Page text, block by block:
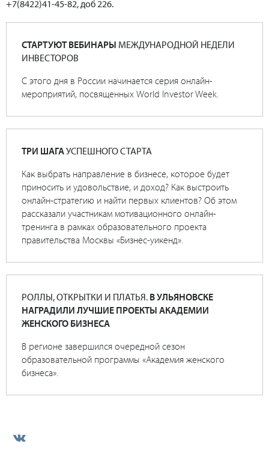
+7(8422)41-45-82, доб 226.
СТАРТУЮТ ВЕБИНАРЫ МЕЖДУНАРОДНОЙ НЕДЕЛИ
ИНВЕСТОРОВ
С этого дня в России начинается серия онлайн-
мероприятий, посвященных World Investor Week.
ТРИ ШАГАУСПЕШНОГО СТАРТА
Как выбрать направление в бизнесе, которое будет
приносить и удовольствие, и доход? Как выстроить
онлайн-стратегию и найти первых клиентов? Об этом
рассказали участникам мотивационного онлайн-
тренинга в рамках образовательного проекта
правительства Москвы «Бизнес-уикенд».
РОЛЛЫ, ОТКРЫТКИ И ПЛАТЬЯ. В УЛЬЯНОВСКЕ
НАГРАДИЛИ ЛУЧШИЕ ПРОЕКТЫ АКАДЕМИИ
ЖЕНСКОГО БИЗНЕСА
В регионе завершился очередной сезон
образовательной программы «Академия женского
бизнеса».